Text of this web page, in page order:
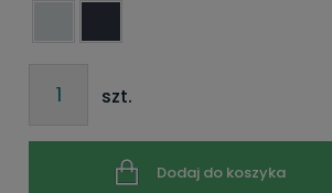
szt.
Dodaj do koszyka